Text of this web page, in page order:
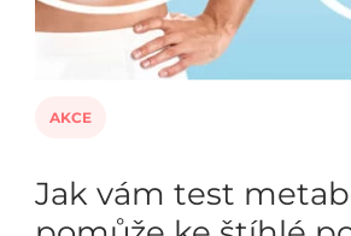
AKCE
Jak vám test